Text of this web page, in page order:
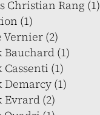
Christian Rang (1)
(1)
Vernier (2)
Bauchard (1)
(1)
Demarcy (1)
Evrard (2)